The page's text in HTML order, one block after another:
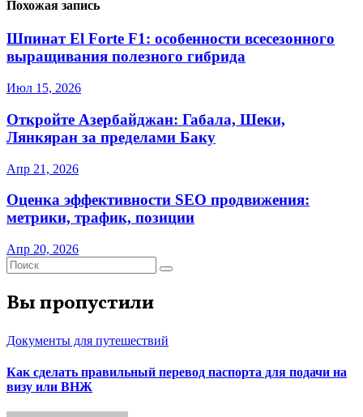
Похожая запись
Шпинат El Forte F1: особенности всесезонного
выращивания полезного гибрида
Июл 15, 2026
Откройте Азербайджан: Габала, Шеки,
Лянкяран за пределами Баку
Апр 21, 2026
Оценка эффективности SEO продвижения:
метрики, трафик, позиции
Апр 20, 2026
Вы пропустили
Документы для путешествий
Как сделать правильный перевод паспорта для подачи на
визу или ВНЖ